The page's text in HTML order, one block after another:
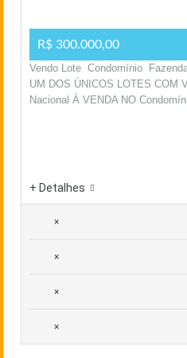
R$ 300.000,00
Vendo Lote Condomínio
UM DOS ÚNICOS LOTES COM
Nacional À VENDA NO
+ Detalhes
×
×
×
×